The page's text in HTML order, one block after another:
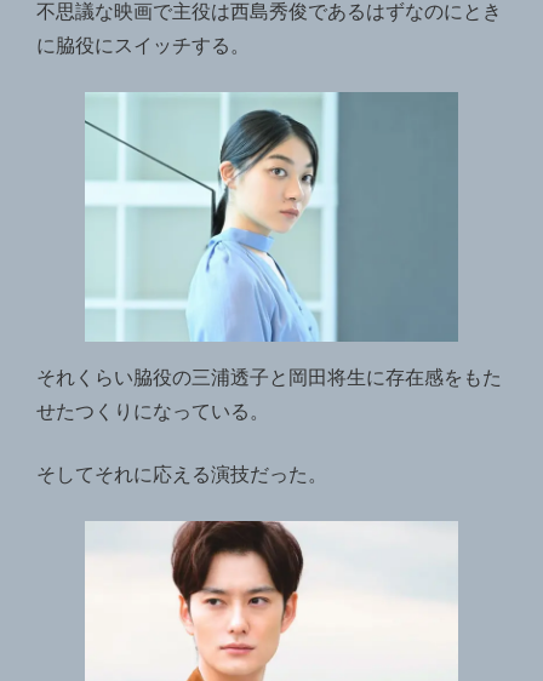
不思議な映画で主役は西島秀俊であるはずなのにとき
に脇役にスイッチする。
それくらい脇役の三浦透子と岡田将生に存在感をもた
せたつくりになっている。
そしてそれに応える演技だった。